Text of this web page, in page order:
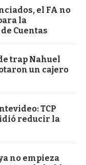
el FA no
la
Cuentas
trap Nahuel
un cajero
TCP
reducir la
no empieza